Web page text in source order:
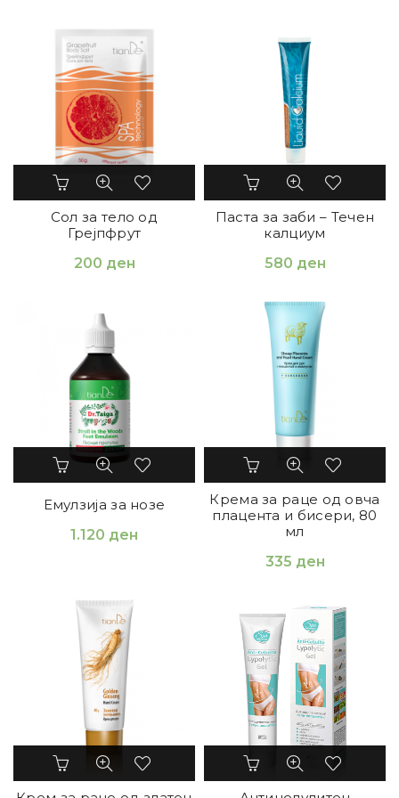
Сол за тело од
Грејпфрут
200 ден
Паста за заби – Течен
калциум
580 ден
Емулзија за нозе
1.120 ден
Крема за раце од овча
плацента и бисери, 80
мл
335 ден